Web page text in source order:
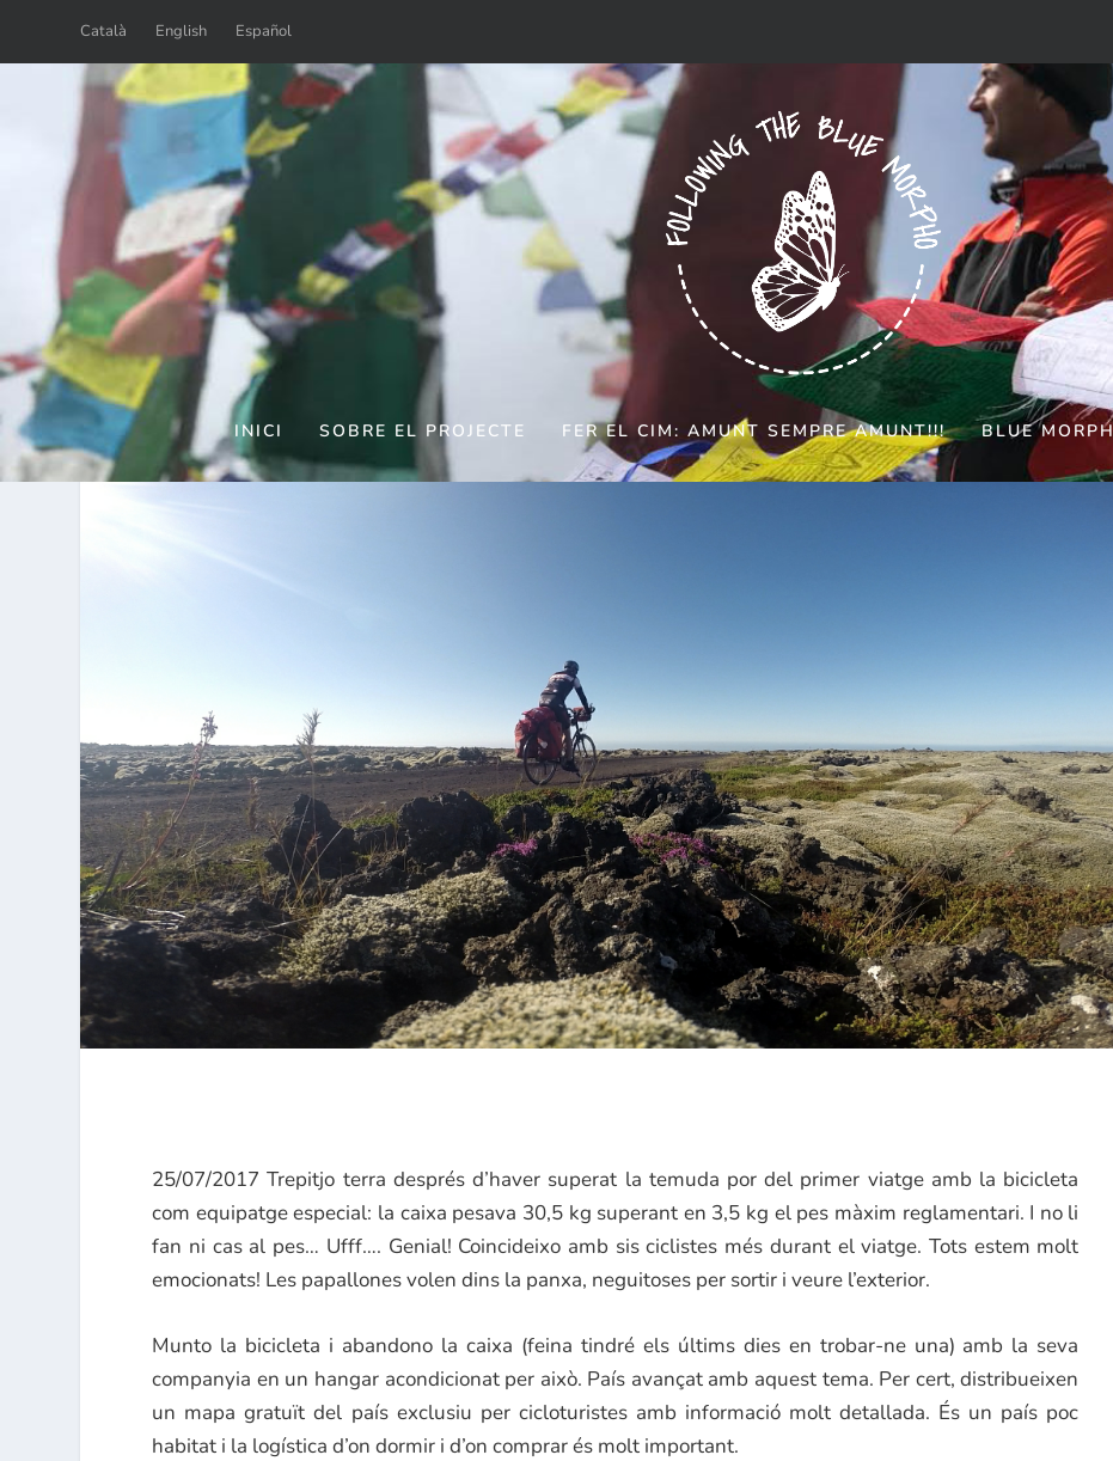
Català English Español
INICI SOBRE EL PROJECTE FER EL CIM: AMUNT SEMPRE AMUNT!!! BLUE
SUD D’ISLÀNDIA
Posted byBlue Morpho ag. 2, 2017 Islàndia|6 |
25/07/2017Trepitjo terra després d’haver superat la temuda por del primer viatge amb la bicicleta
com equipatge especial: la caixa pesava 30,5 kg superant en 3,5 kg el pes màxim reglamentari. I no li
fan ni cas al pes… Ufff…. Genial! Coincideixo amb sis ciclistes més durant el viatge. Tots estem molt
emocionats! Les papallones volen dins la panxa, neguitoses per sortir i veure l’exterior.
Munto la bicicleta i abandono la caixa (feina tindré els últims dies en trobar-ne una) amb la seva
companyia en un hangar acondicionat per això. País avançat amb aquest tema. Per cert, distribueixen
un mapa gratuït del país exclusiu per cicloturistes amb informació molt detallada. És un país poc
habitat i la logística d’on dormir i d’on comprar és molt important.